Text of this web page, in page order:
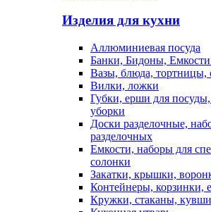
Изделия для кухни
Аллюминиевая посуда
Банки, Бидоны,
Вазы, блюда, тортницы,
Вилки, ложки
Губки, ерши для
уборки
Доски разделочные,
разделочных
Емкости, наборы для
солонки
Закатки, крышки,
Контейнеры, корзинки,
Кружки, стаканы,